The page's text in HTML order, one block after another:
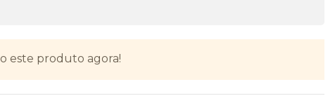
este produto agora!